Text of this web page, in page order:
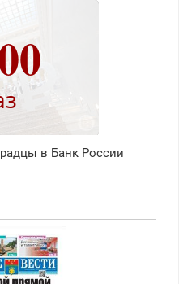
в Банк России